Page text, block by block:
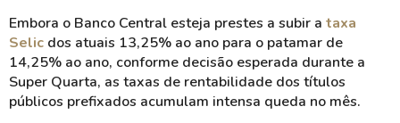
Embora o Banco Central esteja prestes a subir a taxa
Selic dos atuais 13,25% ao ano para o patamar de
14,25% ao ano, conforme decisão esperada durante a
Super Quarta, as taxas de rentabilidade dos títulos
públicos prefixados acumulam intensa queda no mês.